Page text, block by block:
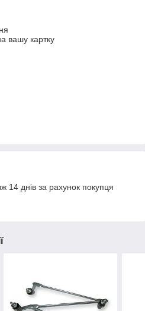
вашу картку
14 днів за рахунок покупця